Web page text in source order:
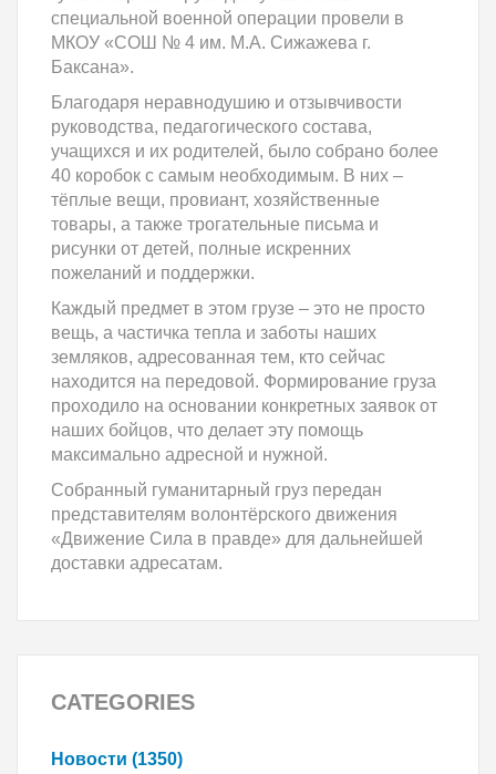
специальной военной операции провели в
МКОУ «СОШ № 4 им. М.А. Сижажева г.
Баксана».
Благодаря неравнодушию и отзывчивости
руководства, педагогического состава,
учащихся и их родителей, было собрано более
40 коробок с самым необходимым. В них –
тёплые вещи, провиант, хозяйственные
товары, а также трогательные письма и
рисунки от детей, полные искренних
пожеланий и поддержки.
Каждый предмет в этом грузе – это не просто
вещь, а частичка тепла и заботы наших
земляков, адресованная тем, кто сейчас
находится на передовой. Формирование груза
проходило на основании конкретных заявок от
наших бойцов, что делает эту помощь
максимально адресной и нужной.
Собранный гуманитарный груз передан
представителям волонтёрского движения
«Движение Сила в правде» для дальнейшей
доставки адресатам.
CATEGORIES
Новости (1350)